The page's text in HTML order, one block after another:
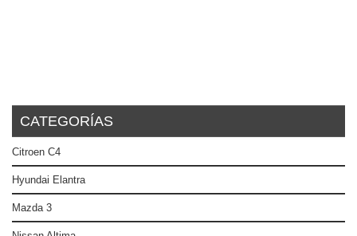
CATEGORÍAS
Citroen C4
Hyundai Elantra
Mazda 3